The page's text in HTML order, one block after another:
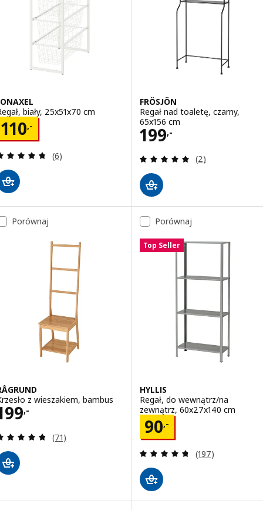
biały, 25x51x70 cm
110,-110,-
Recenzja: 4.7 z 5 gwiazdki. Łączna liczba recenzji:
(6)
FRÖSJÖN
Regał nad toaletę, czarny,
65x156 cm
199,-
Cena 199,-
Recenzja: 5 z
(2)
Porównaj
z wieszakiem, bambus
,- 199,-
Recenzja: 4.8 z 5 gwiazdki. Łączna liczba recenzji:
(71)
Porównaj
Top Seller
HYLLIS
Regał, do wewnątrz/na
zewnątrz, 60x27x140 cm
90,-
Cena 90,-
Recenzja: 4.7
(197)